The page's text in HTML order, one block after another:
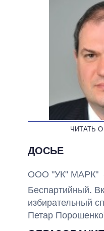
ЧИТАТЬ
ДОСЬЕ
ООО "УК" МАРК" -
Беспартийный.
избирательный
Петар